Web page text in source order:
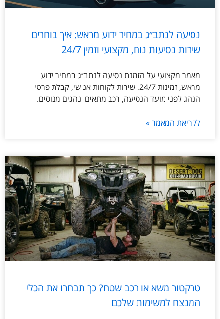
נסיעה לנתב״ג במחיר ידוע מראש: איך בוחרים
שירות נסיעות נוח, מקצועי וזמין 24/7
מאמר מקצועי על הזמנת נסיעה לנתב״ג במחיר ידוע
מראש, זמינות 24/7, שירות לקוחות אנושי, קבלת פרטי
הנהג לפני מועד הנסיעה, רכב מתאים ונהגים מנוסים.
לקריאת המאמר »
טרקטור משא או רכב שטח? כך תבחרו את הכלי
המנצח למשימות שלכם